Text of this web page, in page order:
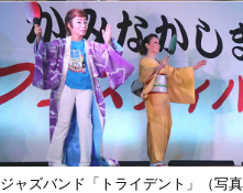
ジャズバンド「トライデント」（写